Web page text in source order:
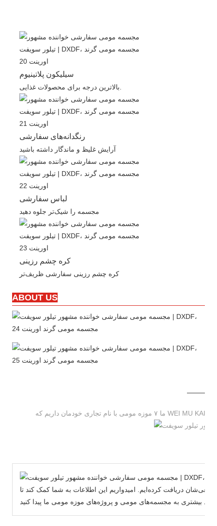
سیلیکون پلاتینیوم
رنگدانه‌های سفارشی
آرایش غلیظ و ماندگار داشته باشید
لباس سفارشی
مجسمه را شیک‌تر جلوه دهید
کره چشم رزینی
کره چشم رزینی سفارشی ظریف‌تر
ABOUT US
مومی وی‌موکایلا در اندازه واقعی‌شان دریافت کرده‌ایم. امیدواریم این اطلاعات به شما کمک کند تا